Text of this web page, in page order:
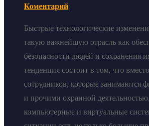
Коментарий
Быстрые технологические
такую важнейшую отрасль как
безопасности людей и сохранения
тенденция состоит в том, что
сотрудников, которые занимаются
и прочими охранной
компьютерные и виртуальные